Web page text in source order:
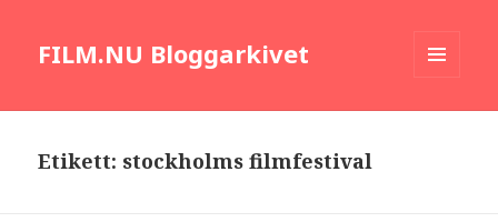
FILM.NU Bloggarkivet
Etikett: stockholms filmfestival